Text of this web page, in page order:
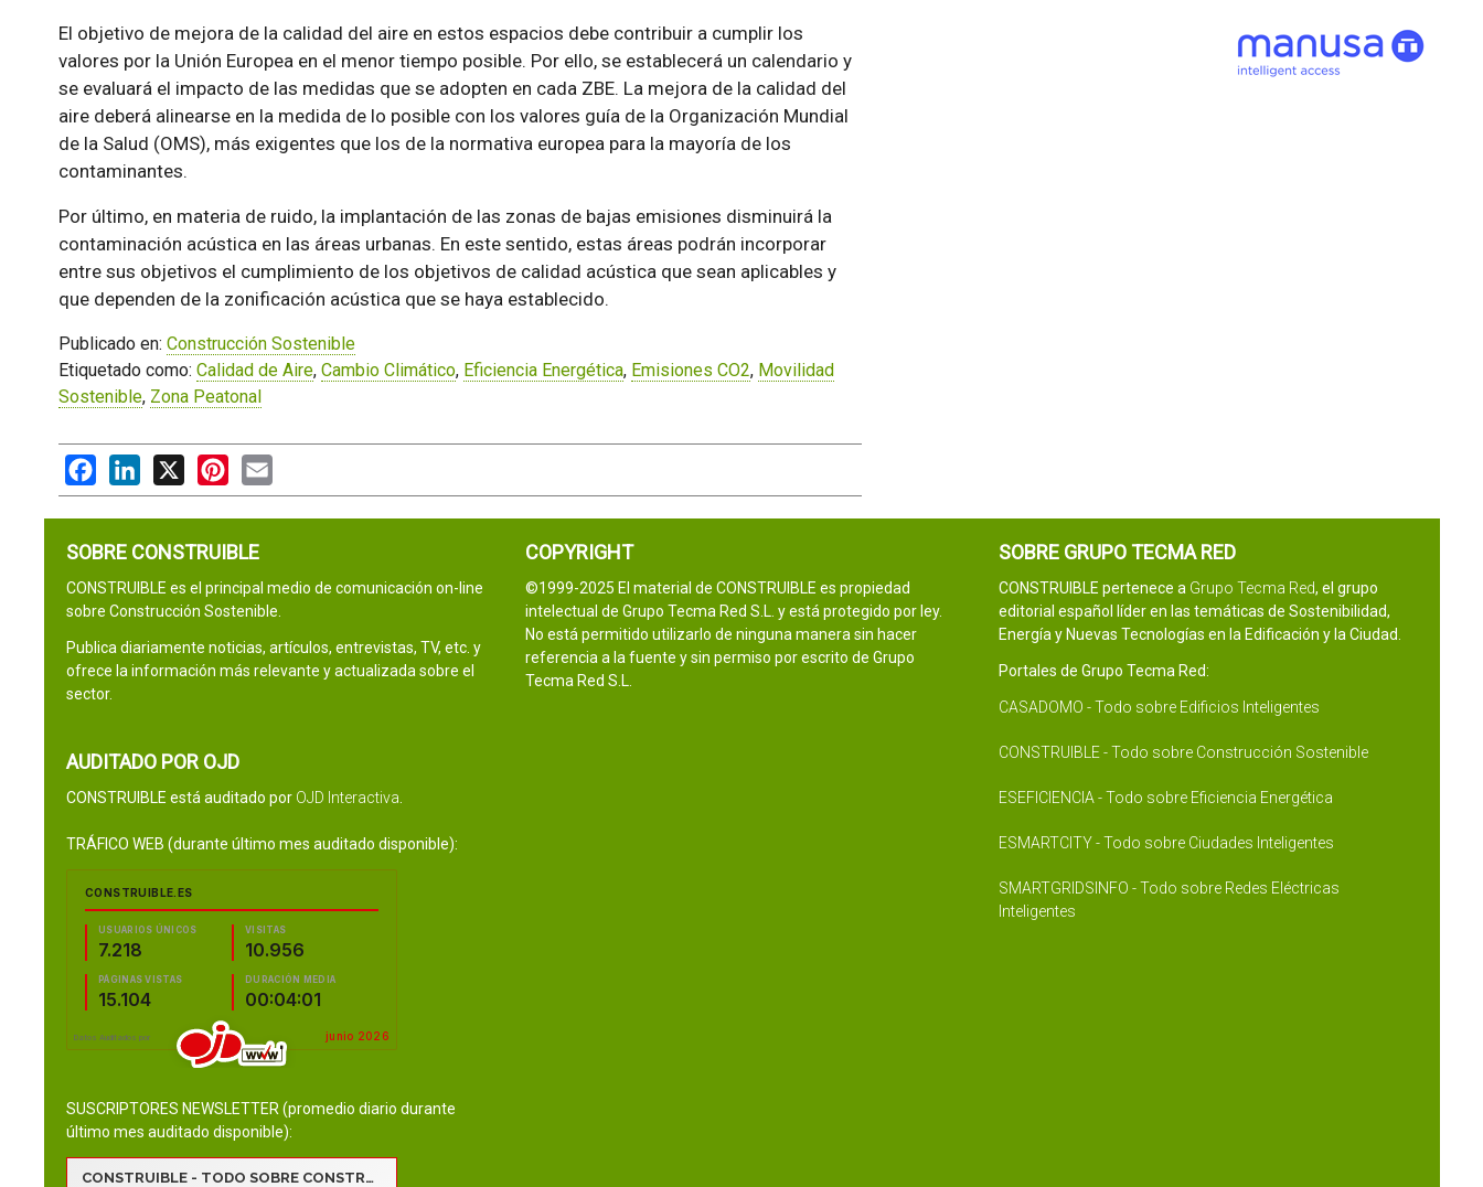
El objetivo de mejora de la calidad del aire en estos espacios debe contribuir a cumplir los
valores por la Unión Europea en el menor tiempo posible. Por ello, se establecerá un calendario y
se evaluará el impacto de las medidas que se adopten en cada ZBE. La mejora de la calidad del
aire deberá alinearse en la medida de lo posible con los valores guía de la Organización Mundial
de la Salud (OMS), más exigentes que los de la normativa europea para la mayoría de los
contaminantes.
Por último, en materia de ruido, la implantación de las zonas de bajas emisiones disminuirá la
contaminación acústica en las áreas urbanas. En este sentido, estas áreas podrán incorporar
entre sus objetivos el cumplimiento de los objetivos de calidad acústica que sean aplicables y
que dependen de la zonificación acústica que se haya establecido.
Publicado en: Construcción Sostenible
Etiquetado como: Calidad de Aire, Cambio Climático, Eficiencia Energética, Emisiones CO2, Movilidad
Sostenible, Zona Peatonal
FacebookLinkedIn
X PinterestEmail
SOBRE CONSTRUIBLE
CONSTRUIBLE es el principal medio de comunicación on-line
sobre Construcción Sostenible.
Publica diariamente noticias, artículos, entrevistas, TV, etc. y
ofrece la información más relevante y actualizada sobre el
sector.
AUDITADO POR OJD
CONSTRUIBLE está auditado por OJD Interactiva
TRÁFICO WEB (durante último mes auditado disponible):
SUSCRIPTORES NEWSLETTER (promedio diario durante
último mes auditado disponible):
COPYRIGHT
©1999-2025 El material de CONSTRUIBLE es propiedad
intelectual de Grupo Tecma Red S.L. y está protegido por ley.
No está permitido utilizarlo de ninguna manera sin hacer
referencia a la fuente y sin permiso por escrito de Grupo
Tecma Red S.L.
SOBRE GRUPO TECMA RED
CONSTRUIBLE pertenece a Grupo Tecma Red, el grupo
editorial español líder en las temáticas de Sostenibilidad,
Energía y Nuevas Tecnologías en la Edificación y la Ciudad.
Portales de Grupo Tecma Red:
CASADOMO - Todo sobre Edificios Inteligentes
CONSTRUIBLE - Todo sobre Construcción Sostenible
ESEFICIENCIA - Todo sobre Eficiencia Energética
ESMARTCITY - Todo sobre Ciudades Inteligentes
SMARTGRIDSINFO - Todo sobre Redes Eléctricas
Inteligentes